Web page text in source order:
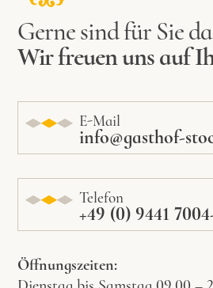
Gerne sind für Sie
Wir freuen uns auf
E-Mail
info@gasthof-
Telefon
+49 (0) 9441
Öffnungszeiten: